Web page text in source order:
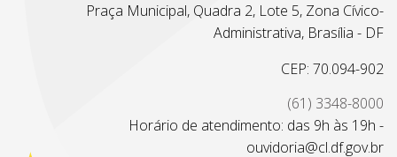
Praça Municipal, Quadra 2, Lote 5, Zona Cívico-
Administrativa, Brasília - DF
CEP: 70.094-902
(61) 3348-8000
Horário de atendimento: das 9h às 19h -
ouvidoria@cl.df.gov.br